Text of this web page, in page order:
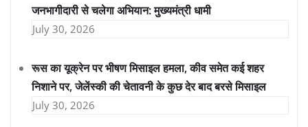
जनभागीदारी से चलेगा अभियान: मुख्यमंत्री धामी
July 30, 2026
रूस का यूक्रेन पर भीषण मिसाइल हमला, कीव समेत कई शहर
निशाने पर, जेलेंस्की की चेतावनी के कुछ देर बाद बरसे मिसाइल
July 30, 2026